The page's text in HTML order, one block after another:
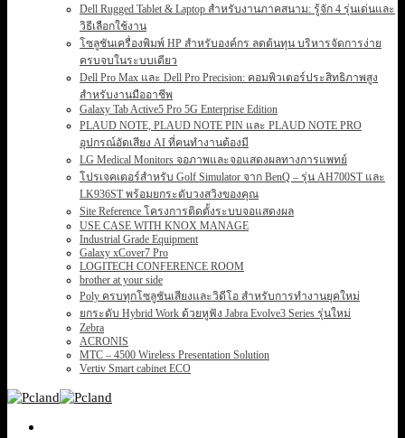
Dell Rugged Tablet & Laptop สำหรับงานภาคสนาม: รู้จัก 4 รุ่นเด่นและ
วิธีเลือกใช้งาน
โซลูชันเครื่องพิมพ์ HP สำหรับองค์กร ลดต้นทุน บริหารจัดการง่าย
ครบจบในระบบเดียว
Dell Pro Max และ Dell Pro Precision: คอมพิวเตอร์ประสิทธิภาพสูง
สำหรับงานมืออาชีพ
Galaxy Tab Active5 Pro 5G Enterprise Edition
PLAUD NOTE, PLAUD NOTE PIN และ PLAUD NOTE PRO
อุปกรณ์อัดเสียง AI ที่คนทำงานต้องมี
LG Medical Monitors จอภาพและจอแสดงผลทางการแพทย์
โปรเจคเตอร์สำหรับ Golf Simulator จาก BenQ – รุ่น AH700ST และ
LK936ST พร้อมยกระดับวงสวิงของคุณ
Site Reference โครงการติดตั้งระบบจอแสดงผล
USE CASE WITH KNOX MANAGE
Industrial Grade Equipment
Galaxy xCover7 Pro
LOGITECH CONFERENCE ROOM
brother at your side
Poly ครบทุกโซลูชันเสียงและวิดีโอ สำหรับการทำงานยุคใหม่
ยกระดับ Hybrid Work ด้วยหูฟัง Jabra Evolve3 Series รุ่นใหม่
Zebra
ACRONIS
MTC – 4500 Wireless Presentation Solution
Vertiv Smart cabinet ECO